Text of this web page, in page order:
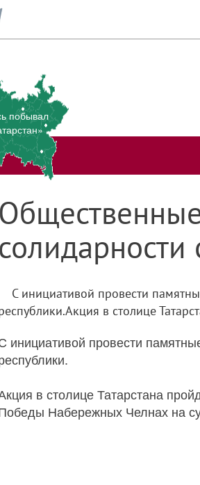
побывал
солидарности
С инициативой провести
в столице
инициативой провести
в столице Татарстана
Набережных Челнах на